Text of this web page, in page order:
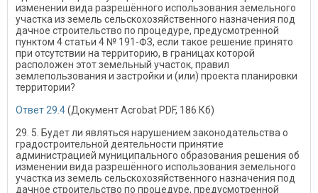
изменении вида разрешённого использования земельного
участка из земель сельскохозяйственного назначения под
дачное строительство по процедуре, предусмотренной
пунктом 4 статьи 4 № 191-ФЗ, если такое решение принято
при отсутствии на территорию, в границах которой
расположен этот земельный участок, правил
землепользования и застройки и (или) проекта планировки
территории?
Ответ 29.4(Документ Acrobat PDF, 186 Кб)
29. 5. Будет ли являться нарушением законодательства о
градостроительной деятельности принятие
администрацией муниципального образования решения об
изменении вида разрешённого использования земельного
участка из земель сельскохозяйственного назначения под
дачное строительство по процедуре, предусмотренной